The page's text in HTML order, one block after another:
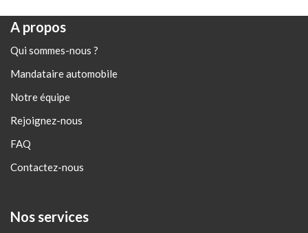
A propos
Qui sommes-nous ?
Mandataire automobile
Notre équipe
Rejoignez-nous
FAQ
Contactez-nous
Nos services